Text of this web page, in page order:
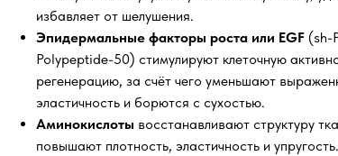
избавляет от шелушения.
Эпидермальные факторы роста или EGF (sh-
Polypeptide-50) стимулируют клеточную
регенерацию, за счёт чего уменьшают
эластичность и борются с сухостью.
Аминокислоты восстанавливают структуру
повышают плотность, эластичность и упругость.